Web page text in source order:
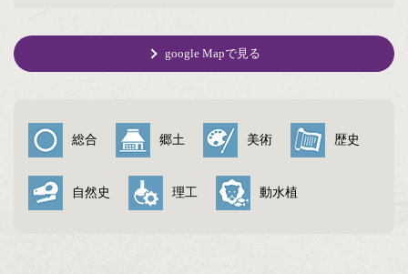
google Mapで見る
総合 郷土 美術 歴史
自然史 理工 動水植